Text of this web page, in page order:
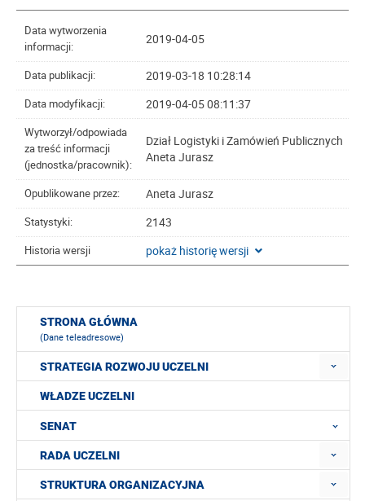
Data wytworzenia
informacji:
2019-04-05
Data publikacji: 2019-03-18 10:28:14
Data modyfikacji: 2019-04-05 08:11:37
Wytworzył/odpowiada
za treść informacji
(jednostka/pracownik):
Dział Logistyki i Zamówień Publicznych
Aneta Jurasz
Opublikowane przez: Aneta Jurasz
Statystyki: 2143
Historia wersji pokaż historię wersji
STRONA GŁÓWNA
(Dane teleadresowe)
STRATEGIA ROZWOJU UCZELNI
WŁADZE UCZELNI
SENAT
RADA UCZELNI
STRUKTURA ORGANIZACYJNA